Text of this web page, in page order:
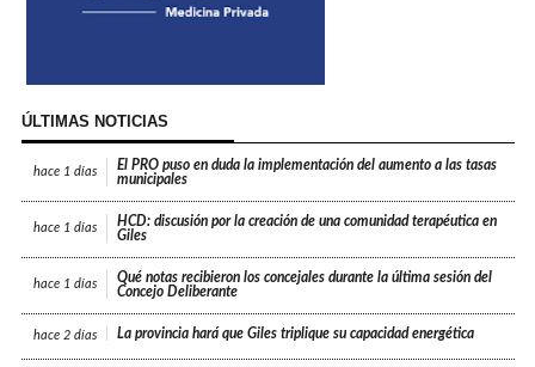
ÚLTIMAS NOTICIAS
hace 1 días
El PRO puso en duda la implementación del aumento a las tasas
municipales
hace 1 días
HCD: discusión por la creación de una comunidad terapéutica en
Giles
hace 1 días
Qué notas recibieron los concejales durante la última sesión del
Concejo Deliberante
hace 2 días La provincia hará que Giles triplique su capacidad energética